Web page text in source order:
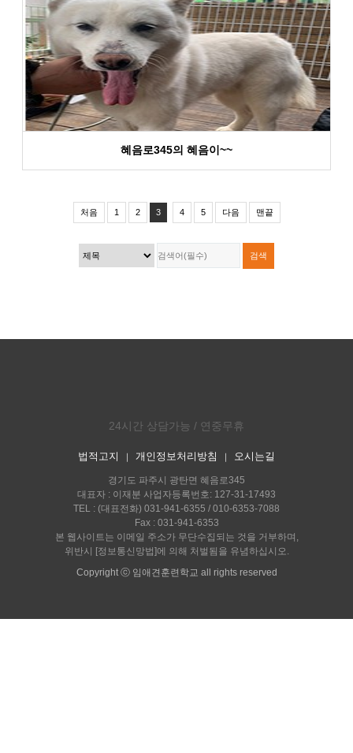
혜음로345의 혜음이~~
처음 1 2 3 4 5 다음 맨끝
24시간 상담가능 / 연중무휴
법적고지 개인정보처리방침 오시는길
경기도 파주시 광탄면 혜음로345
대표자 : 이재분 사업자등록번호: 127-31-17493
TEL : (대표전화) 031-941-6355 / 010-6353-7088
Fax : 031-941-6353
본 웹사이트는 이메일 주소가 무단수집되는 것을 거부하며,
위반시 [정보통신망법]에 의해 처벌됨을 유념하십시오.
Copyright ⓒ 임애견훈련학교 all rights reserved